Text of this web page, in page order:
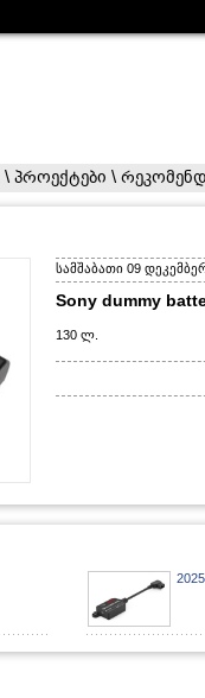
\ პროექტები \
სამშაბათი 09
Sony dummy
130 ლ.